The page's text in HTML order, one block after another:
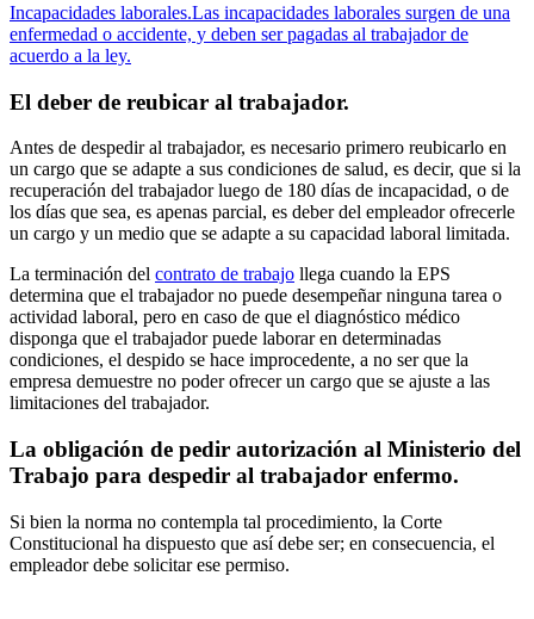
Incapacidades laborales.Las incapacidades laborales surgen de una
enfermedad o accidente, y deben ser pagadas al trabajador de
acuerdo a la ley.
El deber de reubicar al trabajador.
Antes de despedir al trabajador, es necesario primero reubicarlo en
un cargo que se adapte a sus condiciones de salud, es decir, que si la
recuperación del trabajador luego de 180 días de incapacidad, o de
los días que sea, es apenas parcial, es deber del empleador ofrecerle
un cargo y un medio que se adapte a su capacidad laboral limitada.
La terminación del contrato de trabajo llega cuando la EPS
determina que el trabajador no puede desempeñar ninguna tarea o
actividad laboral, pero en caso de que el diagnóstico médico
disponga que el trabajador puede laborar en determinadas
condiciones, el despido se hace improcedente, a no ser que la
empresa demuestre no poder ofrecer un cargo que se ajuste a las
limitaciones del trabajador.
La obligación de pedir autorización al Ministerio del
Trabajo para despedir al trabajador enfermo.
Si bien la norma no contempla tal procedimiento, la Corte
Constitucional ha dispuesto que así debe ser; en consecuencia, el
empleador debe solicitar ese permiso.